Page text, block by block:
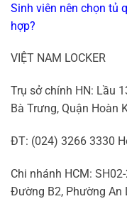
Sinh viên nên chọn tủ
hợp?
VIỆT NAM LOCKER
Trụ sở chính HN: Lầu
Bà Trưng, ​​Quận Hoàn
ĐT: (024) 3266 3330
Chi nhánh HCM:
Đường B2, Phường An